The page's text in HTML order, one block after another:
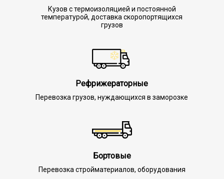
Кузов с термоизоляцией и постоянной
температурой, доставка скоропортящихся
грузов
Рефрижераторные
Перевозка грузов, нуждающихся в заморозке
Бортовые
Перевозка стройматериалов, оборудования